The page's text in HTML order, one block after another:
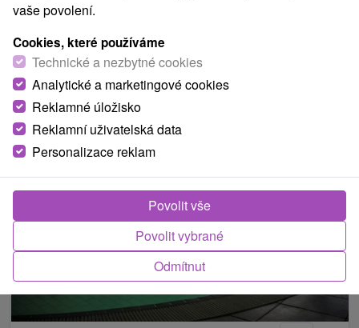
vaše povolení.
Cookies, které používáme
Technické a nezbytné cookies
Analytické a marketingové cookies
Reklamné úložisko
Reklamní uživatelská data
Personalizace reklam
Odmítnut
Povolit vybrané
Povolit vše